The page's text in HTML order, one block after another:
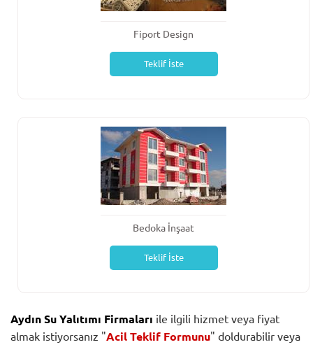
Fiport Design
Teklif İste
Bedoka İnşaat
Teklif İste
Aydın Su Yalıtımı Firmaları ile ilgili hizmet veya fiyat
almak istiyorsanız "Acil Teklif Formunu" doldurabilir veya